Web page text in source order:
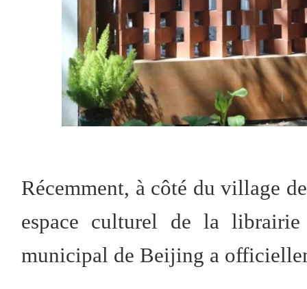
Récemment, à côté du village
espace culturel de la
municipal de Beijing a